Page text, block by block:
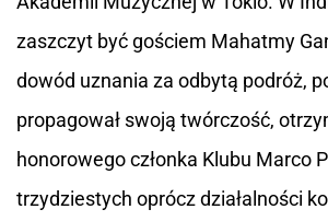
zaszczyt być gościem Mahatmy
dowód uznania za odbytą podróż,
propagował swoją twórczość,
honorowego członka Klubu Marco
trzydziestych oprócz działalności